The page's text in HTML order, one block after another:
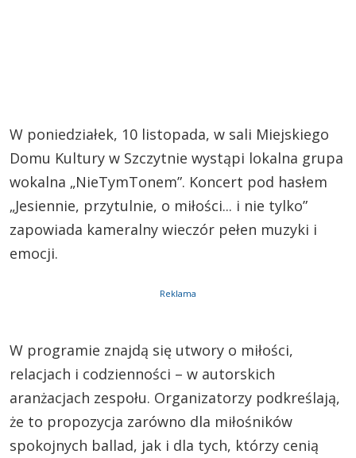
W poniedziałek, 10 listopada, w sali Miejskiego
Domu Kultury w Szczytnie wystąpi lokalna grupa
wokalna „NieTymTonem”. Koncert pod hasłem
„Jesiennie, przytulnie, o miłości... i nie tylko”
zapowiada kameralny wieczór pełen muzyki i
emocji.
Reklama
W programie znajdą się utwory o miłości,
relacjach i codzienności – w autorskich
aranżacjach zespołu. Organizatorzy podkreślają,
że to propozycja zarówno dla miłośników
spokojnych ballad, jak i dla tych, którzy cenią